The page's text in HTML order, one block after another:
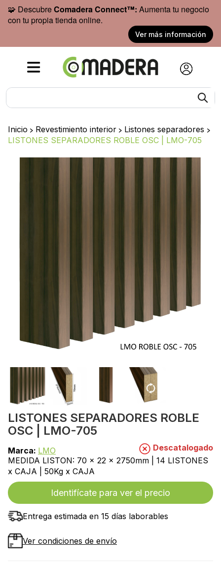
🧩 DescubreComadera Connect™: Aumenta tu negocio
con tu propia tienda online.
Ver más información
Inicio > Revestimiento interior > Listones separadores >
LISTONES SEPARADORES ROBLE OSC | LMO-705
LISTONES SEPARADORES ROBLE
OSC | LMO-705
Marca: LMO
Descatalogado
MEDIDA LISTON: 70 x 22 x 2750mm | 14 LISTONES
x CAJA | 50Kg x CAJA
Identifícate para ver el precio
Entrega estimada en 15 días laborables
Ver condiciones de envío